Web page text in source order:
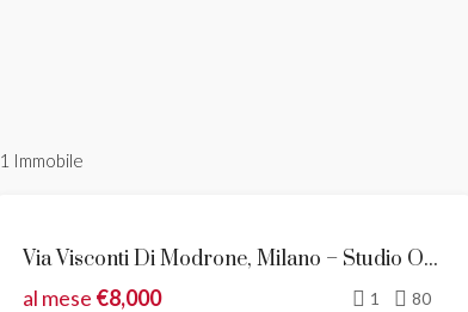
1 Immobile
Via Visconti Di Modrone, Milano – Studio Odontoiatrico Di 80 Mq In Locazione
al mese €8,000 1 80